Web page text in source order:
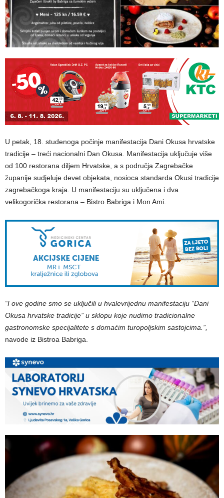
U petak, 18. studenoga počinje manifestacija Dani Okusa hrvatske
tradicije – treći nacionalni Dan Okusa. Manifestacija uključuje više
od 100 restorana diljem Hrvatske, a s područja Zagrebačke
županije sudjeluje devet objekata, nosioca standarda Okusi tradicije
zagrebačkoga kraja. U manifestaciju su uključena i dva
velikogorička restorana – Bistro Babriga i Mon Ami.
“I ove godine smo se uključili u hvalevrijednu manifestaciju “Dani
Okusa hrvatske tradicije” u sklopu koje nudimo tradicionalne
gastronomske specijalitete s domaćim turopoljskim sastojcima.”,
navode iz Bistroa Babriga.